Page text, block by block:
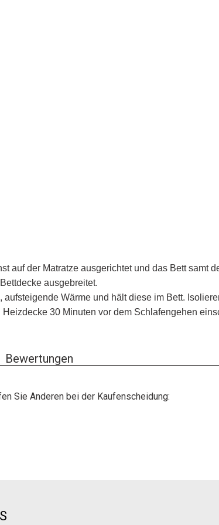
auf der Matratze ausgerichtet und das Bett samt
ausgebreitet.
Wärme und hält diese im Bett.
30 Minuten vor dem Schlafengehen
Bewertungen
Sie Anderen bei der Kaufenscheidung: